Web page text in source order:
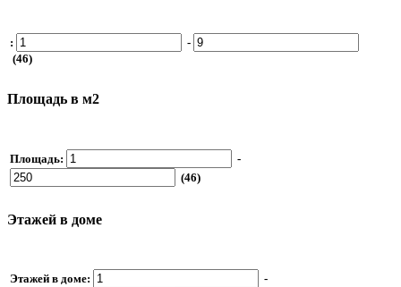
:
-
(46)
Площадь в м2
Площадь:
-
(46)
Этажей в доме
Этажей в доме:
-